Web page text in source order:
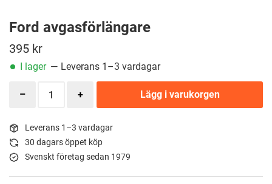
Ford avgasförlängare
395 kr
I lager — Leverans 1–3 vardagar
Lägg i varukorgen
Leverans 1–3 vardagar
30 dagars öppet köp
Svenskt företag sedan 1979